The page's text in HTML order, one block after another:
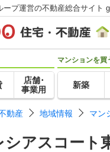
ープ運営の不動産総合サイト
店舗･
事業用
マンションを買
新築
動産 地域情報 マン
シアスコート